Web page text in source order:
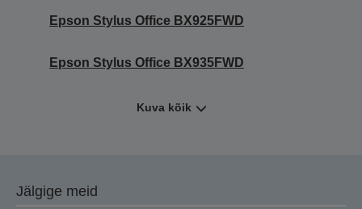
Epson Stylus Office BX925FWD
Epson Stylus Office BX935FWD
Kuva kõik
Jälgige meid